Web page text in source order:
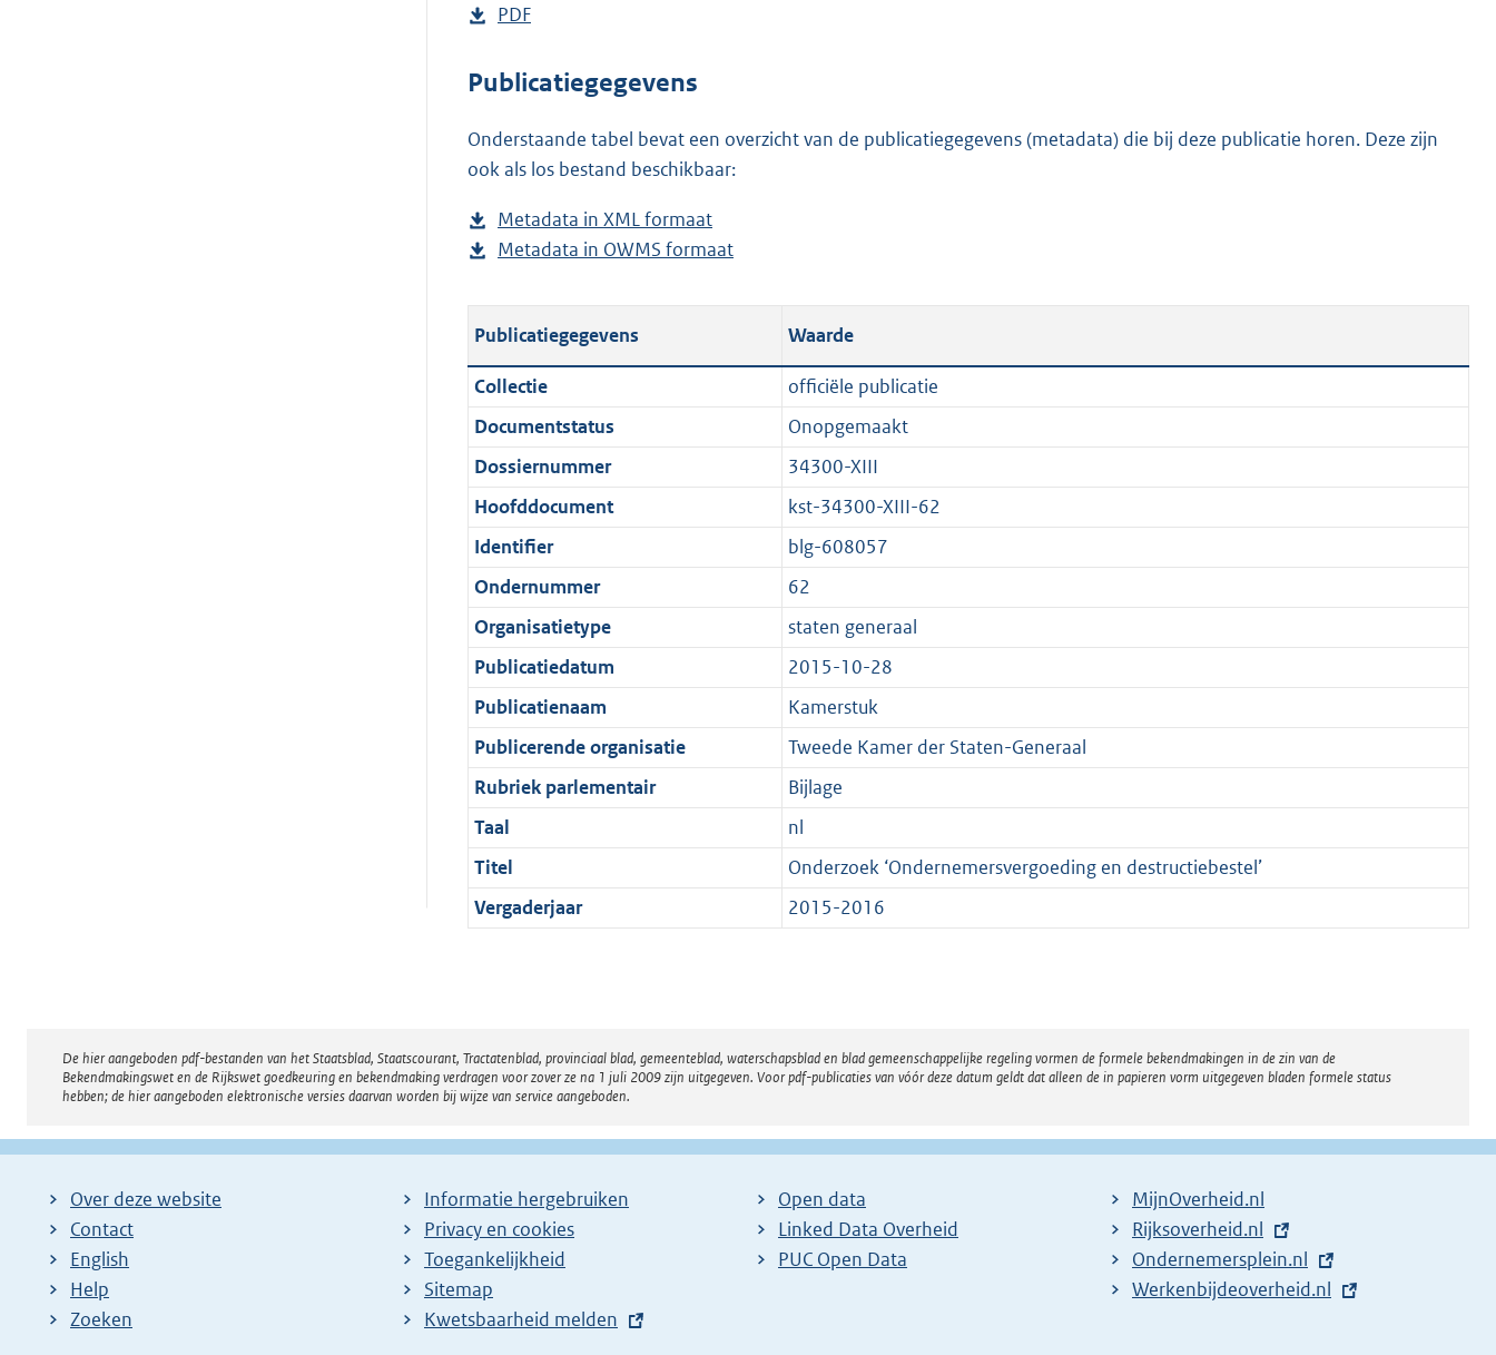
K
D
w
l
o
d
p
l
i
c
a
t
i
e
i
n
f
o
r
m
a
a
t
PDF
s
a
n
s
g
o
t
t
e
:
7
9
6
K
b
Publicatiegegevens
Onderstaande tabel bevat een overzicht van de publicatiegegevens (metadata) die bij deze publicatie horen. Deze zijn
ook als los bestand beschikbaar:
Metadata in XML formaat
e
t
n
r
t
K
Metadata in OWMS formaat
s
a
g
t
1
Publicatiegegevens Waarde
Collectie
officiële publicatie
Documentstatus
Onopgemaakt
Dossiernummer
34300-XIII
Hoofddocument
kst-34300-XIII-62
Identifier
blg-608057
Ondernummer
62
Organisatietype
staten generaal
Publicatiedatum
2015-10-28
Publicatienaam
Kamerstuk
Publicerende organisatie
Tweede Kamer der Staten-Generaal
Rubriek parlementair
Bijlage
Taal
nl
Titel
Onderzoek ‘Ondernemersvergoeding en destructiebestel’
Vergaderjaar
2015-2016
Disclaimer
De hier aangeboden pdf-bestanden van het Staatsblad, Staatscourant, Tractatenblad, provinciaal blad, gemeenteblad, waterschapsblad en blad gemeenschappelijke regeling vormen de formele bekendmakingen in de zin van de
Bekendmakingswet en de Rijkswet goedkeuring en bekendmaking verdragen voor zover ze na 1 juli 2009 zijn uitgegeven. Voor pdf-publicaties van vóór deze datum geldt dat alleen de in papieren vorm uitgegeven bladen formele status
hebben; de hier aangeboden elektronische versies daarvan worden bij wijze van service aangeboden.
Over deze website
Contact
English
Help
Zoeken
Informatie hergebruiken
Privacy en cookies
Toegankelijkheid
Sitemap
E
Kwetsbaarheid melden
Open data
Linked Data Overheid
PUC Open Data
MijnOverheid.nl
E
x
t
Rijksoverheid.nl
E
x
Ondernemersplein.nl
E
Werkenbijdeoverheid.nl